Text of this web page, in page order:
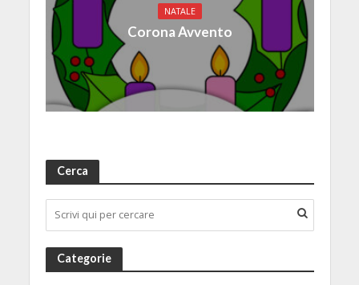
NATALE
Corona Avvento
Cerca
Categorie